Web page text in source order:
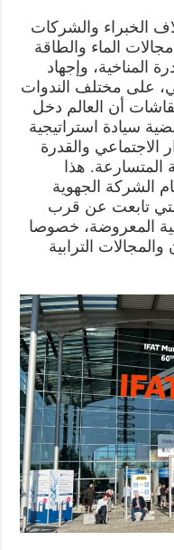
الخبراء والشركات
الماء والطاقة
المناخية، وإجهاد
على مختلف الندوات
أن العالم دخل
سيادة استراتيجية
الاجتماعي والقدرة
المتسارعة. هذا
الشركة الجهوية
تابعت عن قرب
المعروضة، خصوصا
الترابية